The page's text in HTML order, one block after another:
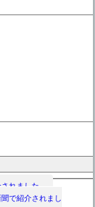
れました
で紹介されまし